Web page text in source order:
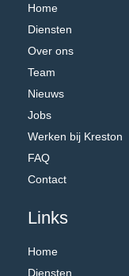
Home
Diensten
Over ons
Team
Nieuws
Jobs
Werken bij Kreston
FAQ
Contact
Links
Home
Diensten